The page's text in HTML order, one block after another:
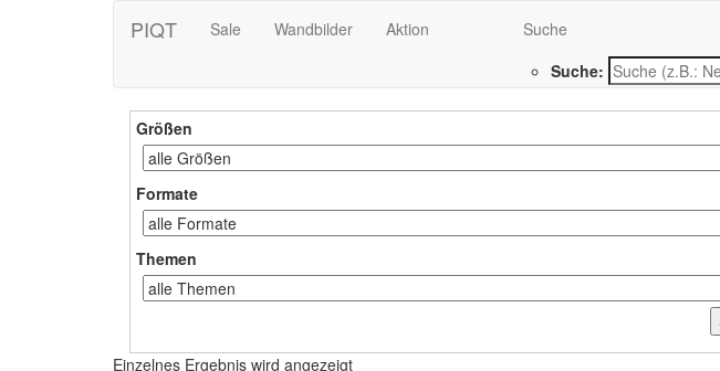
PIQT Sale Wandbilder Aktion
Suche
Suche:
Größen
Formate
Themen
Einzelnes Ergebnis wird angezeigt